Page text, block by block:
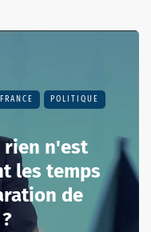
FRANCE POLITIQUE
rien n'est
les temps
de